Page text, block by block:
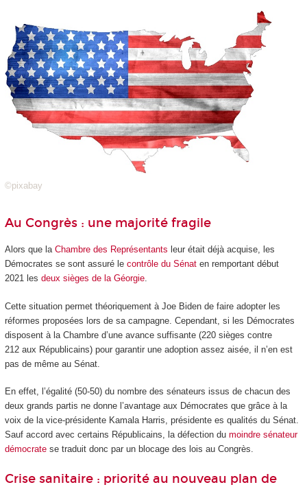
©pixabay
Au Congrès : une majorité fragile
Alors que la Chambre des Représentants leur était déjà acquise, les
Démocrates se sont assuré le contrôle du Sénaten remportant début
2021 les deux sièges de la Géorgie.
Cette situation permet théoriquement à Joe Biden de faire adopter les
réformes proposées lors de sa campagne. Cependant, si les Démocrates
disposent à la Chambre d’une avance suffisante (220 sièges contre
212 aux Républicains) pour garantir une adoption assez aisée, il n’en est
pas de même au Sénat.
En effet, l’égalité (50-50) du nombre des sénateurs issus de chacun des
deux grands partis ne donne l’avantage aux Démocrates que grâce à la
voix de la vice-présidente Kamala Harris, présidente es qualités du Sénat.
Sauf accord avec certains Républicains, la défection du moindre sénateur
démocratese traduit donc par un blocage des lois au Congrès.
Crise sanitaire : priorité au nouveau plan de